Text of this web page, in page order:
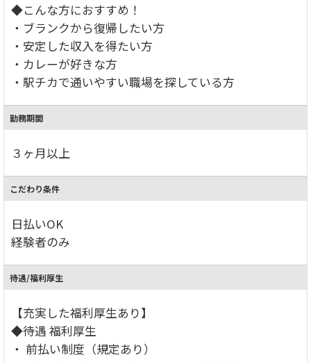
◆こんな方におすすめ！
・ブランクから復帰したい方
・安定した収入を得たい方
・カレーが好きな方
・駅チカで通いやすい職場を探している方
勤務期間
３ヶ月以上
こだわり条件
日払いOK
経験者のみ
待遇/福利厚生
【充実した福利厚生あり】
◆待遇 福利厚生
・ 前払い制度（規定あり）